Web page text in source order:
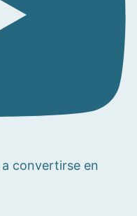
convertirse en